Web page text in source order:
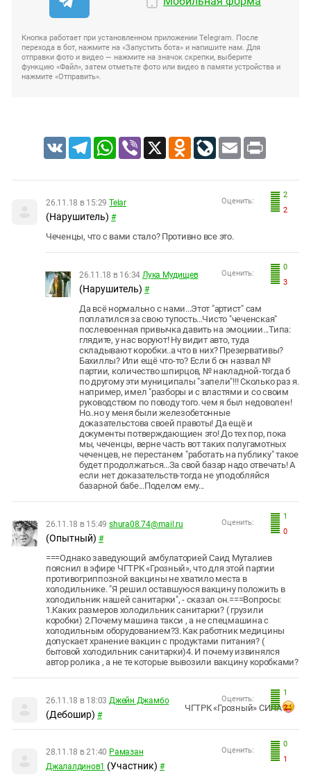
Кнопка работает при установленном приложении Telegram. После
перехода в бот, нажмите на «Запустить бота» и напишите нам. Для
отправки фото и видео — нажмите на значок скрепки, выберите
функцию «Файл», затем отметьте фото или видео в памяти устройства и
нажмите «Отправить».
VK TelegramWhatsApp
Viber X Odnoklassniki
LiveJournal
Email Print
2
2
Оценить:
26.11.18 в 15:29 Telar
(Нарушитель) #
Чеченцы, что с вами стало? Противно все это.
0
3
Оценить:
26.11.18 в 16:34 Лука Мудищев
(Нарушитель) #
Да всё нормально с нами...Этот "артист" сам
поплатился за свою тупость...Чисто "чеченская"
послевоенная привычка давить на эмоциии...Типа:
глядите, у нас воруют! Ну видит авто, туда
складывают коробки..а что в них? Презервативы?
Бахиллы? Или ещё что-то? Если б он назвал №
партии, количество шпирцов, № накладной-тогда б
по другому эти муниципалы "запели"!!! Сколько раз я.
например, имел "разборы и с властями и со своим
руководством по поводу того. чем я был недоволен!
Но..но у меня были железобетонные
доказательстова своей правоты! Да ещё и
документы потверждающиен это! До тех пор, пока
мы, чеченцы, верне часть вот таких полугамотных
чеченцев, не перестанем "работать на публику" такое
будет продолжаться...За свой базар надо отвечать! А
если нет доказательств-тогда не уподобляйся
базарной бабе...Поделом ему...
1
0
Оценить:
26.11.18 в 15:49 shura08.74@mail.ru
(Опытный) #
===Однако заведующий амбулаторией Саид Муталиев
пояснил в эфире ЧГТРК «Грозный», что для этой партии
противогриппозной вакцины не хватило места в
холодильнике. "Я решил оставшуюся вакцину положить в
холодильник нашей санитарки", - сказал он.===Вопросы:
1.Каких размеров холодильник санитарки? ( грузили
коробки) 2.Почему машина такси , а не спецмашина с
холодильным оборудованием?3. Как работник медицины
допускает хранение вакцин с продуктами питания? (
бытовой холодильник санитарки)4. И почему извинялся
автор ролика , а не те которые вывозили вакцину коробками?
1
2
Оценить:
26.11.18 в 18:03 Джейн Джамбо
(Дебошир) #
ЧГТРК «Грозный» СИЛА
0
1
Оценить:
28.11.18 в 21:40 Рамазан
Джалалдинов1 (Участник) #